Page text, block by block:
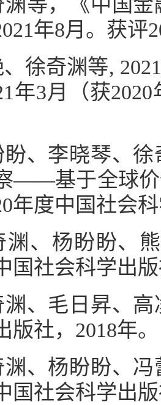
渊等，《中国
年8月。获评
、徐奇渊等,
年3月（获
盼、李晓琴、
——基于全球价
年度中国社会
渊、杨盼盼、
国社会科学出
渊、毛日昇、
版社，2018年。
渊、杨盼盼、
国社会科学出